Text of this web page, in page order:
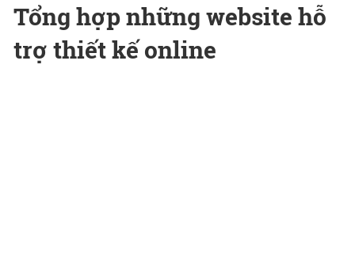
Tổng hợp những website hỗ
trợ thiết kế online